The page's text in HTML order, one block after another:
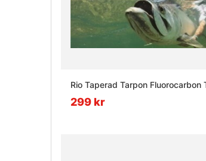
Rio Taperad Tarpon Fluorocarbon
299 kr